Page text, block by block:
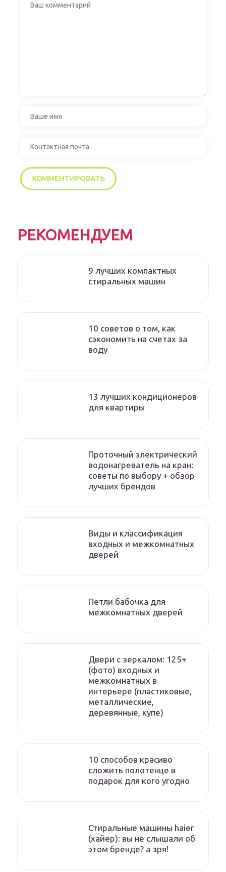
РЕКОМЕНДУЕМ
9 лучших компактных
стиральных машин
10 советов о том, как
сэкономить на счетах за
воду
13 лучших кондиционеров
для квартиры
Проточный электрический
водонагреватель на кран:
советы по выбору + обзор
лучших брендов
Виды и классификация
входных и межкомнатных
дверей
Петли бабочка для
межкомнатных дверей
Двери с зеркалом: 125+
(фото) входных и
межкомнатных в
интерьере (пластиковые,
металлические,
деревянные, купе)
10 способов красиво
сложить полотенце в
подарок для кого угодно
Стиральные машины haier
(хайер): вы не слышали об
этом бренде? а зря!